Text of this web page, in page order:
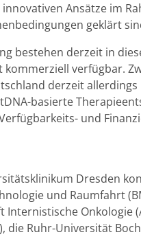
Ansätze im
geklärt
bestehen derzeit in
verfügbar.
derzeit
basierte
und
Dresden
und Raumfahrt
Onkologie
die Ruhr-Universität